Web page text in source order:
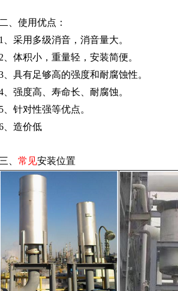
二、使用优点：
1、采用多级消音，消音量大。
2、体积小，重量轻，安装简便。
、具有足够高的强度和耐腐蚀性。
、强度高、寿命长、耐腐蚀。
5、针对性强等优点。
、造价低
三、 常见安装位置